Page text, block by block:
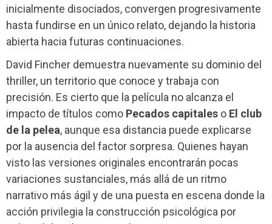
inicialmente disociados, convergen progresivamente
hasta fundirse en un único relato, dejando la historia
abierta hacia futuras continuaciones.
David Fincher demuestra nuevamente su dominio del
thriller, un territorio que conoce y trabaja con
precisión. Es cierto que la película no alcanza el
impacto de títulos como Pecados capitales o El club
de la pelea, aunque esa distancia puede explicarse
por la ausencia del factor sorpresa. Quienes hayan
visto las versiones originales encontrarán pocas
variaciones sustanciales, más allá de un ritmo
narrativo más ágil y de una puesta en escena donde la
acción privilegia la construcción psicológica por